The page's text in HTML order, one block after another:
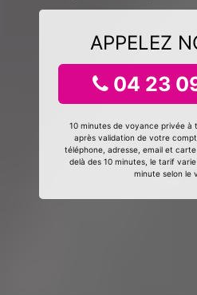
APPELEZ
04 23
10 minutes de voyance privée à
après validation de votre
téléphone, adresse, email et
delà des 10 minutes, le tarif
minute selon le